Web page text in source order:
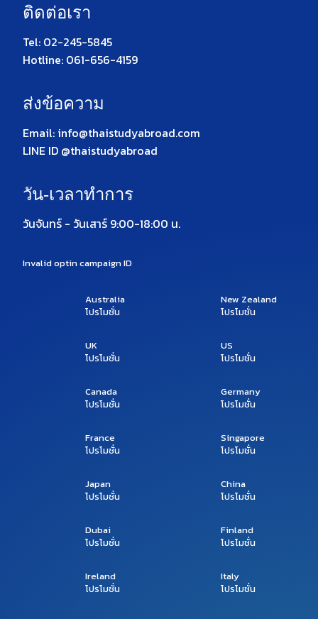
ติดต่อเรา
Tel: 02-245-5845
Hotline: 061-656-4159
ส่งข้อความ
Email: info@thaistudyabroad.com
LINE ID @thaistudyabroad
วัน-เวลาทำการ
วันจันทร์ - วันเสาร์ 9:00-18:00 น.
Invalid optin campaign ID
Australia
โปรโมชั่น
New Zealand
โปรโมชั่น
UK
โปรโมชั่น
US
โปรโมชั่น
Canada
โปรโมชั่น
Germany
โปรโมชั่น
France
โปรโมชั่น
Singapore
โปรโมชั่น
Japan
โปรโมชั่น
China
โปรโมชั่น
Dubai
โปรโมชั่น
Finland
โปรโมชั่น
Ireland
โปรโมชั่น
Italy
โปรโมชั่น